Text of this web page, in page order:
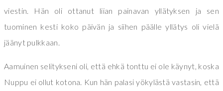
viestin. Hän oli ottanut liian painavan yllätyksen ja sen
tuominen kesti koko päivän ja siihen päälle yllätys oli vielä
jäänyt pulkkaan.
Aamuinen selitykseni oli, että ehkä tonttu ei ole käynyt, koska
Nuppu ei ollut kotona. Kun hän palasi yökylästä vastasin, että